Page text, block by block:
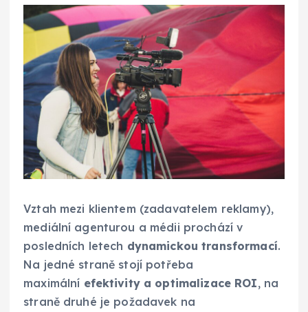
Vztah mezi klientem (zadavatelem reklamy),
mediální agenturou a médii prochází v
posledních letech dynamickou transformací.
Na jedné straně stojí potřeba
maximální efektivity a optimalizace ROI, na
straně druhé je požadavek na